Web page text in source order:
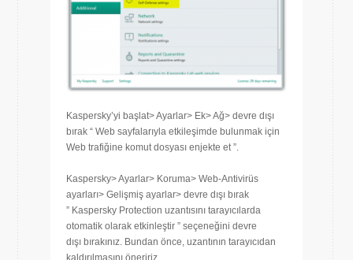
Kaspersky’yi başlat> Ayarlar> Ek> Ağ> devre dışı
bırak “ Web sayfalarıyla etkileşimde bulunmak için
Web trafiğine komut dosyası enjekte et ”.
Kaspersky> Ayarlar> Koruma> Web-Antivirüs
ayarları> Gelişmiş ayarlar> devre dışı bırak
” Kaspersky Protection uzantısını tarayıcılarda
otomatik olarak etkinleştir ” seçeneğini devre
dışı bırakınız. Bundan önce, uzantının tarayıcıdan
kaldırılmasını öneririz.